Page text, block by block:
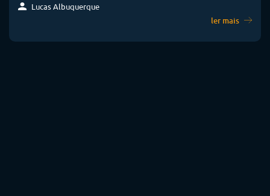
Lucas Albuquerque
ler mais